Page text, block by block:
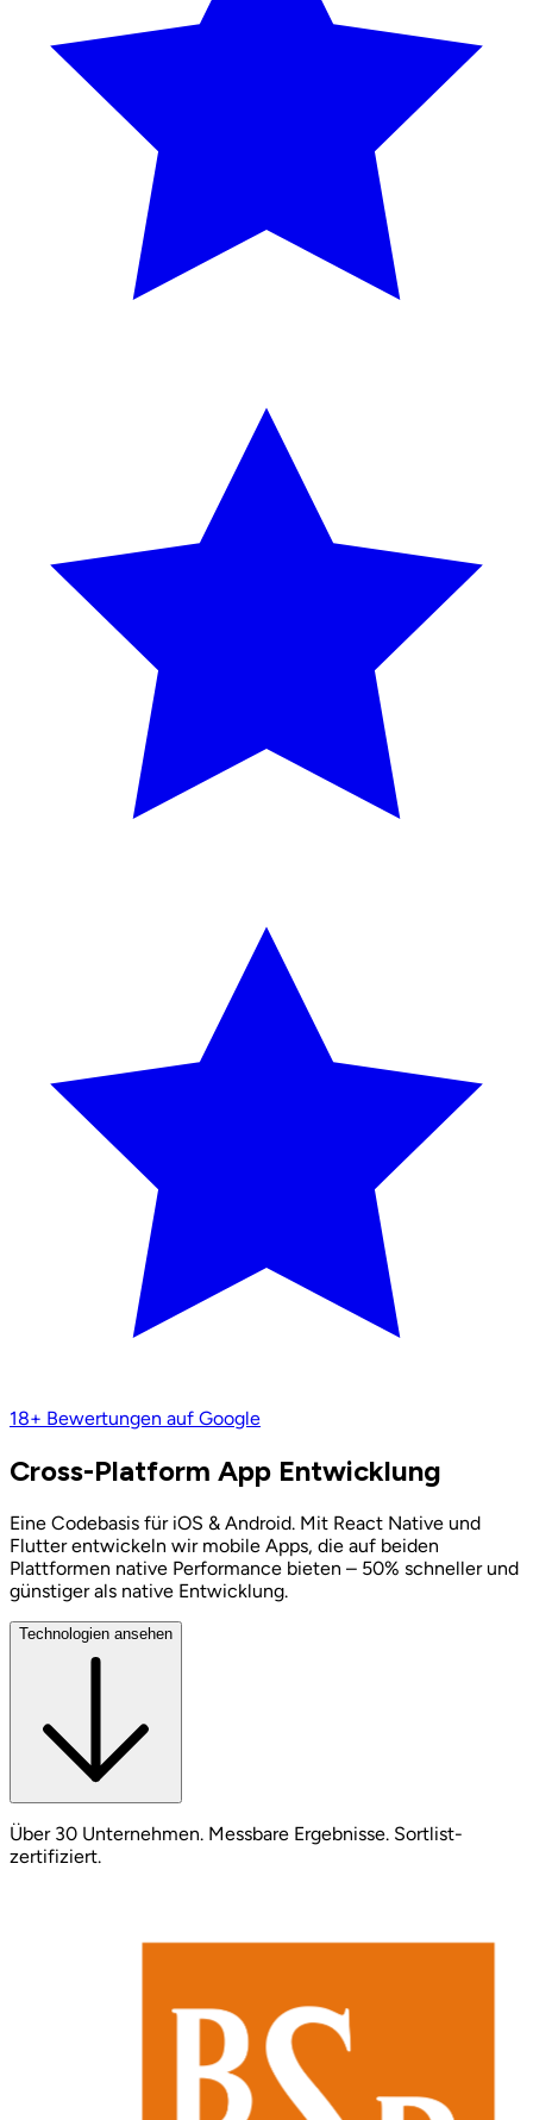
18+ Bewertungen auf Google
Cross-Platform App Entwicklung
Eine Codebasis für iOS & Android. Mit React Native und
Flutter entwickeln wir mobile Apps, die auf beiden
Plattformen native Performance bieten – 50% schneller und
günstiger als native Entwicklung.
Technologien ansehen
Über 30 Unternehmen. Messbare Ergebnisse. Sortlist-
zertifiziert.